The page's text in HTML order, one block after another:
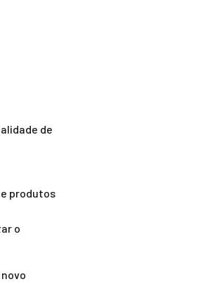
de
produtos
o